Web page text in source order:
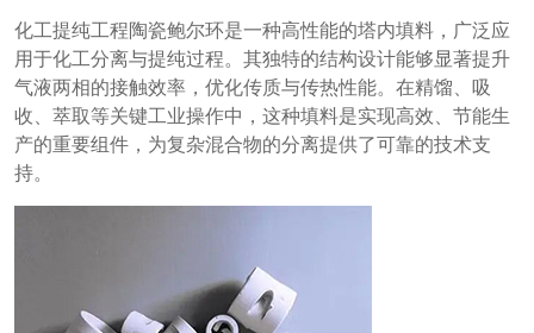
化工提纯工程陶瓷鲍尔环是一种高性能的塔内填料，广泛应
用于化工分离与提纯过程。其独特的结构设计能够显著提升
气液两相的接触效率，优化传质与传热性能。在精馏、吸
收、萃取等关键工业操作中，这种填料是实现高效、节能生
产的重要组件，为复杂混合物的分离提供了可靠的技术支
持。